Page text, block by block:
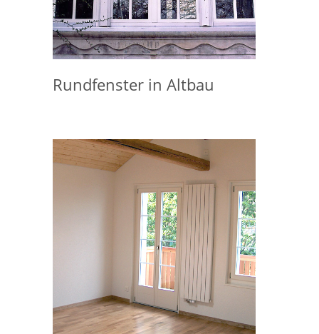
Rundfenster in Altbau